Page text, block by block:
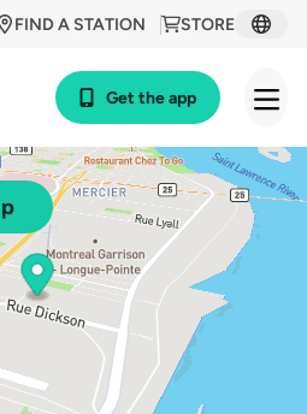
STORE
FIND A STATION
Get the app